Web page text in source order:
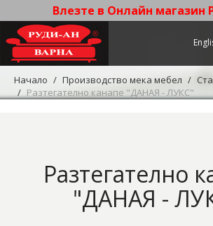
Влезте в Онлайн магазин
Начало Производство мека мебел
Разтегателно канапе "ДАНАЯ - ЛУКС"
Разтегателно
"ДАНАЯ -